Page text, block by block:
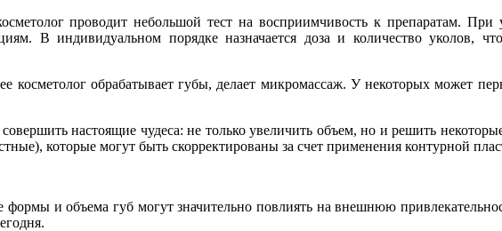
проводит небольшой тест на восприимчивость к препаратам.
В индивидуальном порядке назначается доза и количество уколов,
косметолог обрабатывает губы, делает микромассаж. У некоторых может
настоящие чудеса: не только увеличить объем, но и решить
которые могут быть скорректированы за счет применения контурной
формы и объема губ могут значительно повлиять на внешнюю